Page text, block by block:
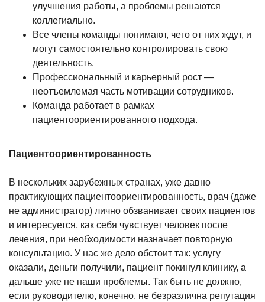
улучшения работы, а проблемы решаются
коллегиально.
Все члены команды понимают, чего от них ждут, и
могут самостоятельно контролировать свою
деятельность.
Профессиональный и карьерный рост —
неотъемлемая часть мотивации сотрудников.
Команда работает в рамках
пациентоориентированного подхода.
Пациентоориентированность
В нескольких зарубежных странах, уже давно
практикующих пациентоориентированность, врач (даже
не администратор) лично обзванивает своих пациентов
и интересуется, как себя чувствует человек после
лечения, при необходимости назначает повторную
консультацию. У нас же дело обстоит так: услугу
оказали, деньги получили, пациент покинул клинику, а
дальше уже не наши проблемы. Так быть не должно,
если руководителю, конечно, не безразлична репутация